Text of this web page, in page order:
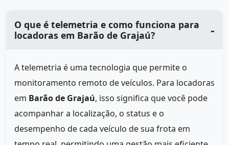
O que é telemetria e como funciona para
locadoras em Barão de Grajaú?
A telemetria é uma tecnologia que permite o
monitoramento remoto de veículos. Para locadoras
em Barão de Grajaú, isso significa que você pode
acompanhar a localização, o status e o
desempenho de cada veículo de sua frota em